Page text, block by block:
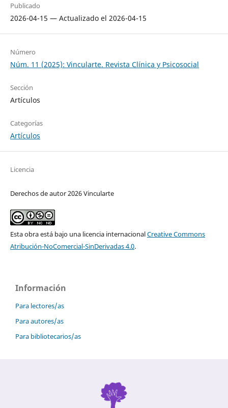
Publicado
2026-04-15 — Actualizado el 2026-04-15
Número
Núm. 11 (2025): Vincularte. Revista Clínica y Psicosocial
Sección
Artículos
Categorías
Artículos
Licencia
Derechos de autor 2026 Vincularte
Esta obra está bajo una licencia internacionalCreative Commons
Atribución-NoComercial-SinDerivadas 4.0.
Información
Para lectores/as
Para autores/as
Para bibliotecarios/as